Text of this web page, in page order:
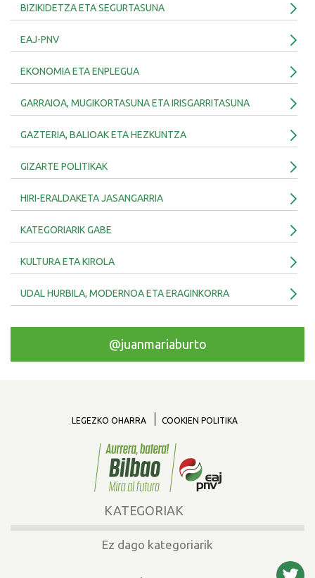
BIZIKIDETZA ETA SEGURTASUNA
EAJ-PNV
EKONOMIA ETA ENPLEGUA
GARRAIOA, MUGIKORTASUNA ETA IRISGARRITASUNA
GAZTERIA, BALIOAK ETA HEZKUNTZA
GIZARTE POLITIKAK
HIRI-ERALDAKETA JASANGARRIA
KATEGORIARIK GABE
KULTURA ETA KIROLA
UDAL HURBILA, MODERNOA ETA ERAGINKORRA
@juanmariaburto
LEGEZKO OHARRA COOKIEN POLITIKA
KATEGORIAK
Ez dago kategoriarik